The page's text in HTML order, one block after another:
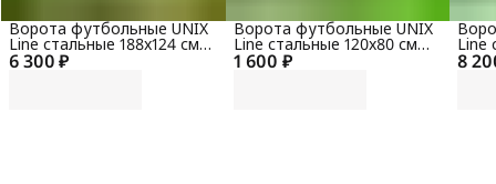
6 300 ₽
Ворота футбольные UNIX
Line стальные 188x124 см
переносные, 2 шт. 1 600 ₽
Ворота футбольные UNIX
Line стальные 120x80 см
переносные 8
Line